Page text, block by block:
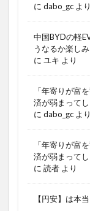
に dabo_gc より
中国BYDの軽
うなるか楽しみ
に ユキ より
「年寄りが富
済が弱まって
に dabo_gc より
「年寄りが富
済が弱まって
に 読者 より
【円安】は本